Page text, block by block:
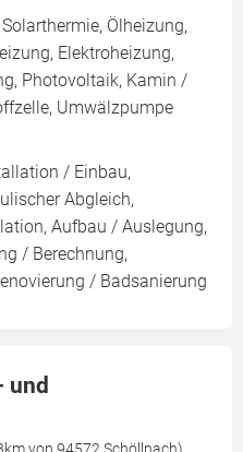
Ölheizung,
Elektroheizung,
Photovoltaik, Kamin /
Umwälzpumpe
/ Einbau,
Abgleich,
Aufbau / Auslegung,
/ Berechnung,
/ Badsanierung
und